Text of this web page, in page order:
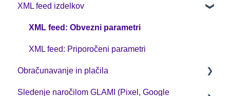
Prijavite se na GLAMI
Informacije za novo registrirane trgovine
Dodatne informacije
XML feed izdelkov
XML feed: Obvezni parametri
XML feed: Priporočeni parametri
Obračunavanje in plačila
CPC poslovni model
Sledenje naročilom GLAMI (Pixel, Google